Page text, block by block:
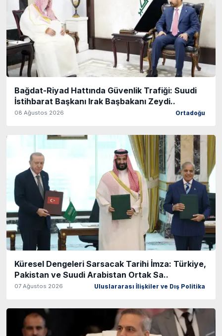
Bağdat-Riyad Hattında Güvenlik Trafiği: Suudi
İstihbarat Başkanı Irak Başbakanı Zeydi..
08 Ağustos 2026 Ortadoğu
Küresel Dengeleri Sarsacak Tarihi İmza: Türkiye,
Pakistan ve Suudi Arabistan Ortak Sa..
07 Ağustos 2026 Uluslararası İlişkiler ve Dış Politika